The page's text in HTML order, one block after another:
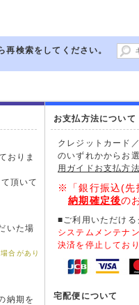
検索をしてください。
おりま
頂いて
いた場
合があり
納期を
お支払方法について
クレジットカード
のいずれかからお
用ガイドお支払方
※「銀行振込(先
納期確定後の
■ご利用いただける
システムメンテナ
決済を停止しており
宅配便について